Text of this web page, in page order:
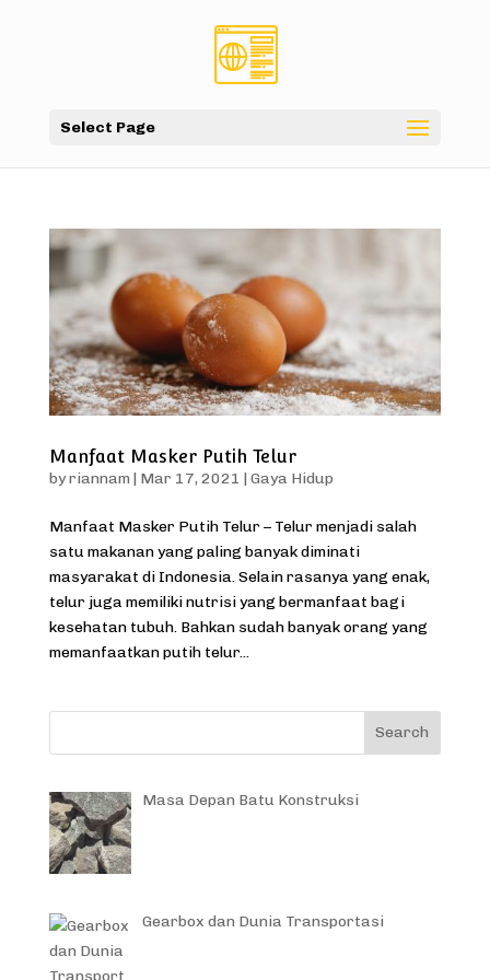
Select Page
Manfaat Masker Putih Telur
byriannam | Mar 17, 2021 | Gaya Hidup
Manfaat Masker Putih Telur – Telur menjadi salah
satu makanan yang paling banyak diminati
masyarakat di Indonesia. Selain rasanya yang enak,
telur juga memiliki nutrisi yang bermanfaat bagi
kesehatan tubuh. Bahkan sudah banyak orang yang
memanfaatkan putih telur...
Masa Depan Batu Konstruksi
Gearbox dan Dunia Transportasi